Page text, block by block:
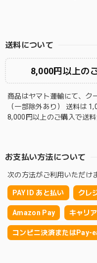
送料について
8,000円以上の
商品はヤマト運輸にて、ク
（一部除外あり） 送料は
8,000円以上のご購入で送料
お支払い方法について
次の方法がご利用いただけ
PAY ID あと払い クレ
Amazon Pay キャリ
コンビニ決済またはPay-